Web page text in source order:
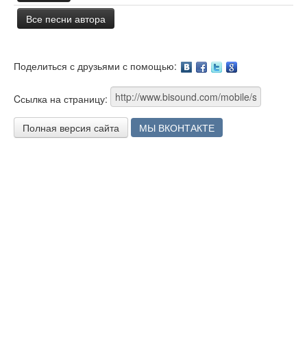
Все песни автора
Поделиться с друзьями с помощью:
Cсылка на страницу:
Полная версия сайта МЫ ВКОНТАКТЕ